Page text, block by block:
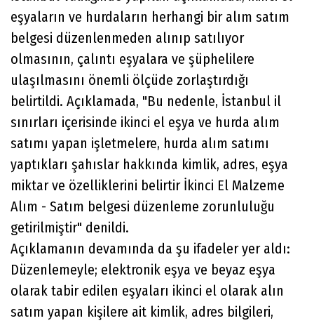
eşyaların ve hurdaların herhangi bir alım satım
belgesi düzenlenmeden alınıp satılıyor
olmasının, çalıntı eşyalara ve şüphelilere
ulaşılmasını önemli ölçüde zorlaştırdığı
belirtildi. Açıklamada, "Bu nedenle, İstanbul il
sınırları içerisinde ikinci el eşya ve hurda alım
satımı yapan işletmelere, hurda alım satımı
yaptıkları şahıslar hakkında kimlik, adres, eşya
miktar ve özelliklerini belirtir İkinci El Malzeme
Alım - Satım belgesi düzenleme zorunluluğu
getirilmiştir" denildi.
Açıklamanın devamında da şu ifadeler yer aldı:
Düzenlemeyle; elektronik eşya ve beyaz eşya
olarak tabir edilen eşyaları ikinci el olarak alın
satım yapan kişilere ait kimlik, adres bilgileri,